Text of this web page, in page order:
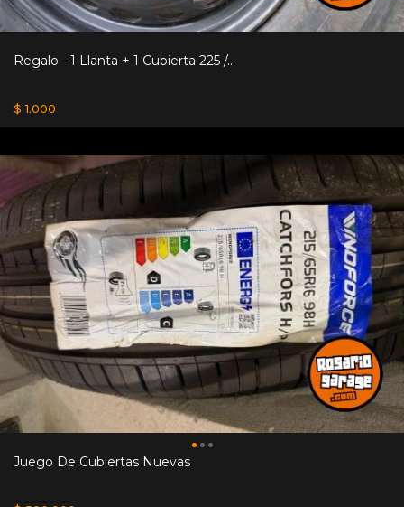
Regalo - 1 Llanta + 1 Cubierta 225 /...
$ 1.000
Juego De Cubiertas Nuevas